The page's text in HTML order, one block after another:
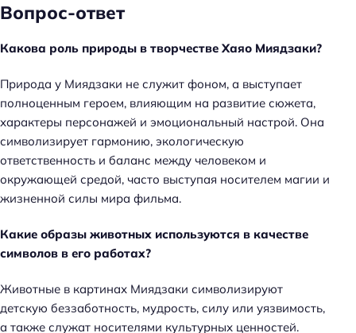
Вопрос-ответ
Какова роль природы в творчестве Хаяо Миядзаки?
Природа у Миядзаки не служит фоном, а выступает
полноценным героем, влияющим на развитие сюжета,
характеры персонажей и эмоциональный настрой. Она
символизирует гармонию, экологическую
ответственность и баланс между человеком и
окружающей средой, часто выступая носителем магии и
жизненной силы мира фильма.
Какие образы животных используются в качестве
символов в его работах?
Животные в картинах Миядзаки символизируют
детскую беззаботность, мудрость, силу или уязвимость,
а также служат носителями культурных ценностей.